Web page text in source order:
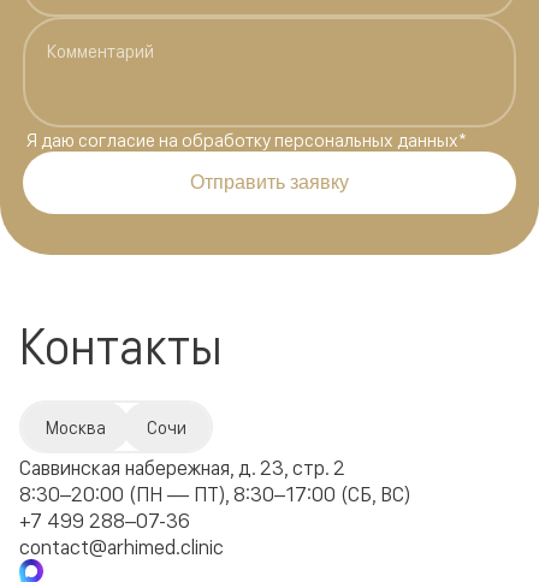
Я даю согласие на обработку персональных данных*
Отправить заявку
Контакты
Москва Сочи
Саввинская набережная, д. 23, стр. 2
8:30–20:00 (ПН — ПТ), 8:30–17:00 (СБ, ВС)
+7 499 288–07-36
contact@arhimed.clinic